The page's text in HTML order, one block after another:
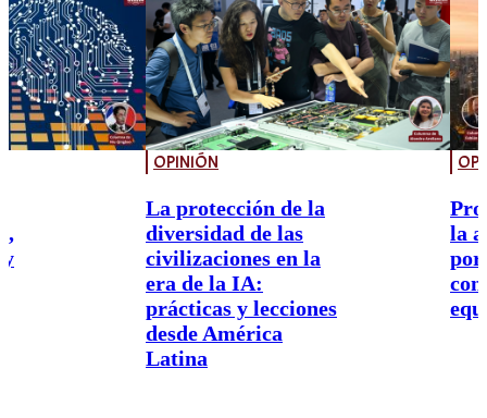
OPINIÓN
La protección de la
diversidad de las
civilizaciones en la
era de la IA:
prácticas y lecciones
desde América
Latina
la
por